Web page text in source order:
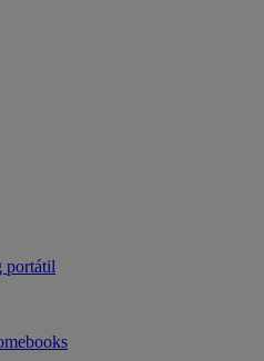
portátil